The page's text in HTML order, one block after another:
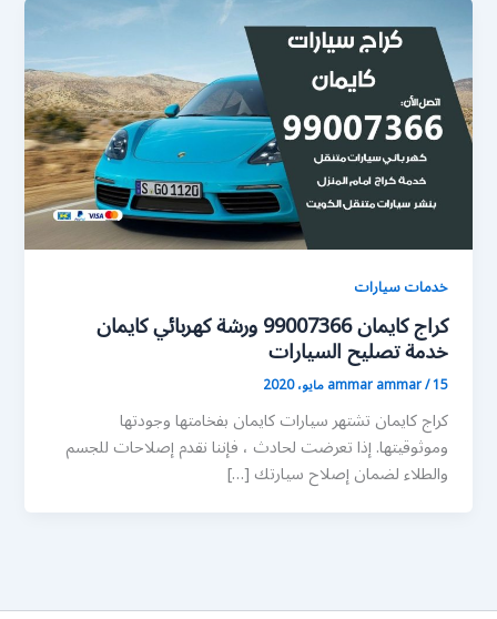
خدمات سيارات
كراج كايمان 99007366 ورشة كهربائي كايمان
خدمة تصليح السيارات
ammar ammar/15 مايو، 2020
كراج كايمان تشتهر سيارات كايمان بفخامتها وجودتها
وموثوقيتها. إذا تعرضت لحادث ، فإننا نقدم إصلاحات للجسم
والطلاء لضمان إصلاح سيارتك […]